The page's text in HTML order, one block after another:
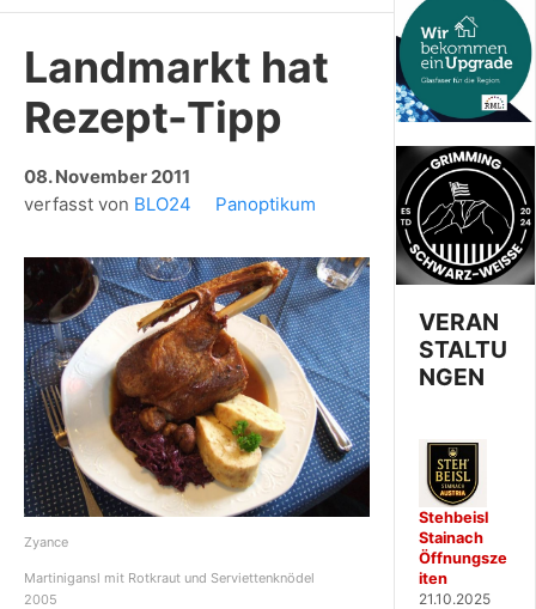
Landmarkt hat
Rezept-Tipp
08. November 2011
verfasst von BLO24 Panoptikum
Zyance
Martinigansl mit Rotkraut und Serviettenknödel
2005
VERAN
STALTU
NGEN
Stehbeisl
Stainach
Öffnungsze
iten
21.10.2025